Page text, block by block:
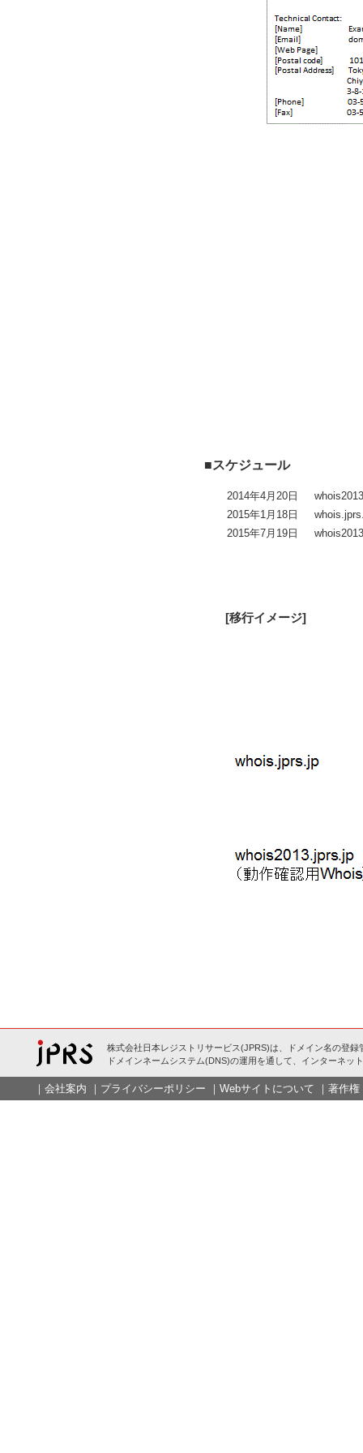
■スケジュール
2014年4月20日
2015年1月18日
2015年7月19日
[移行イメージ]
株式会社日本レジストリサービス(JPRS)は、ドメイン名の登録
ドメインネームシステム(DNS)の運用を通して、インターネッ
｜ 会社案内 ｜ プライバシーポリシー ｜ Webサイトについて ｜ 著作権